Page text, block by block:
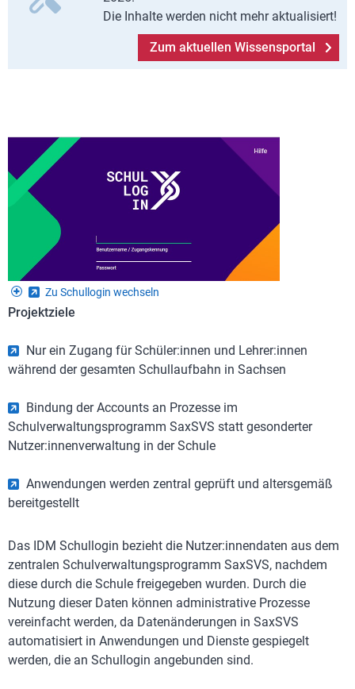
Die Inhalte werden nicht mehr aktualisiert!
Zum aktuellen Wissensportal
Zu Schullogin wechseln
Projektziele
Nur ein Zugang für Schüler:innen und Lehrer:innen
während der gesamten Schullaufbahn in Sachsen
Bindung der Accounts an Prozesse im
Schulverwaltungsprogramm SaxSVS statt gesonderter
Nutzer:innenverwaltung in der Schule
Anwendungen werden zentral geprüft und altersgemäß
bereitgestellt
Das IDM Schullogin bezieht die Nutzer:innendaten aus dem
zentralen Schulverwaltungsprogramm SaxSVS, nachdem
diese durch die Schule freigegeben wurden. Durch die
Nutzung dieser Daten können administrative Prozesse
vereinfacht werden, da Datenänderungen in SaxSVS
automatisiert in Anwendungen und Dienste gespiegelt
werden, die an Schullogin angebunden sind.